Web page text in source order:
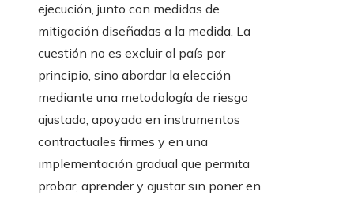
ejecución, junto con medidas de
mitigación diseñadas a la medida. La
cuestión no es excluir al país por
principio, sino abordar la elección
mediante una metodología de riesgo
ajustado, apoyada en instrumentos
contractuales firmes y en una
implementación gradual que permita
probar, aprender y ajustar sin poner en